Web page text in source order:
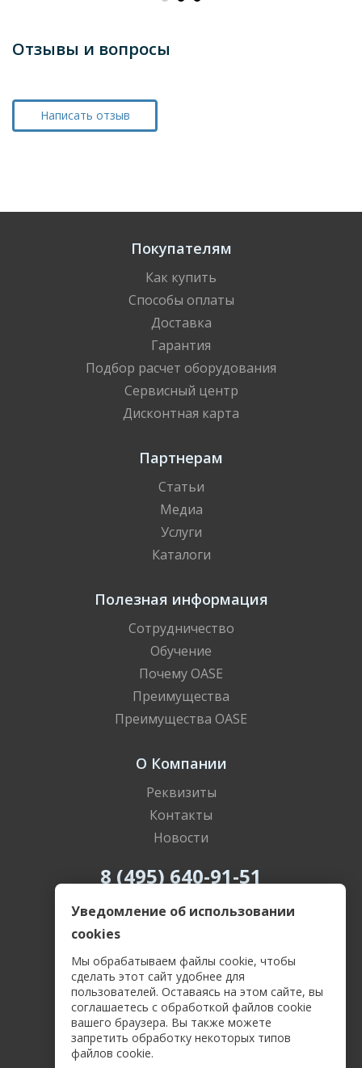
Отзывы и вопросы
Написать отзыв
Покупателям
Как купить
Способы оплаты
Доставка
Гарантия
Подбор расчет оборудования
Сервисный центр
Дисконтная карта
Партнерам
Статьи
Медиа
Услуги
Каталоги
Полезная информация
Сотрудничество
Обучение
Почему OASE
Преимущества
Преимущества OASE
О Компании
Реквизиты
Контакты
Новости
8 (495) 640-91-51
8 (800) 505-69-55
Политика конфиденциальности
Пользовательское соглашение
Соглашение о защите персональных данных
Договор-оферта
Уведомление об использовании
cookies
Мы обрабатываем файлы cookie, чтобы
сделать этот сайт удобнее для
пользователей. Оставаясь на этом сайте, вы
соглашаетесь с обработкой файлов cookie
вашего браузера. Вы также можете
запретить обработку некоторых типов
файлов cookie.